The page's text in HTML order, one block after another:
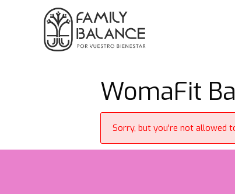
WomaFit
Sorry, but you're not allowed